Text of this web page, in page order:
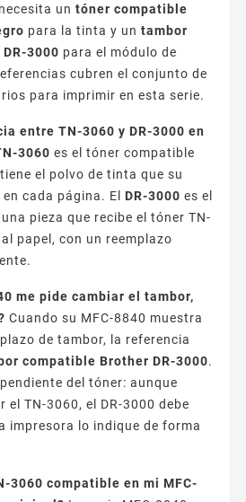
un tóner compatible
para la tinta y un tambor
3000 para el módulo de
cubren el conjunto de
para imprimir en esta serie.
entre TN-3060 y DR-3000 en
3060 es el tóner compatible
el polvo de tinta que su
cada página. El DR-3000 es el
pieza que recibe el tóner TN-
papel, con un reemplazo
me pide cambiar el tambor,
Cuando su MFC-8840 muestra
de tambor, la referencia
compatible Brother DR-3000.
del tóner: aunque
el TN-3060, el DR-3000 debe
impresora lo indique de forma
3060 compatible en mi MFC-